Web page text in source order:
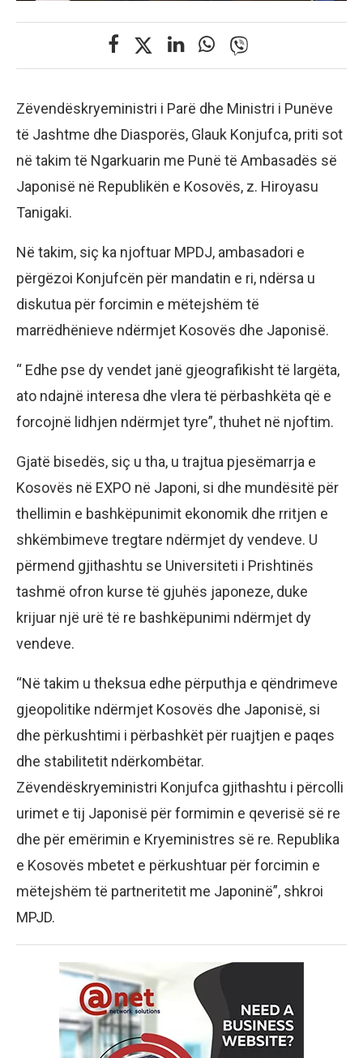
Zëvendëskryeministri i Parë dhe Ministri i Punëve
të Jashtme dhe Diasporës, Glauk Konjufca, priti sot
në takim të Ngarkuarin me Punë të Ambasadës së
Japonisë në Republikën e Kosovës, z. Hiroyasu
Tanigaki.
Në takim, siç ka njoftuar MPDJ, ambasadori e
përgëzoi Konjufcën për mandatin e ri, ndërsa u
diskutua për forcimin e mëtejshëm të
marrëdhënieve ndërmjet Kosovës dhe Japonisë.
“ Edhe pse dy vendet janë gjeografikisht të largëta,
ato ndajnë interesa dhe vlera të përbashkëta që e
forcojnë lidhjen ndërmjet tyre”, thuhet në njoftim.
Gjatë bisedës, siç u tha, u trajtua pjesëmarrja e
Kosovës në EXPO në Japoni, si dhe mundësitë për
thellimin e bashkëpunimit ekonomik dhe rritjen e
shkëmbimeve tregtare ndërmjet dy vendeve. U
përmend gjithashtu se Universiteti i Prishtinës
tashmë ofron kurse të gjuhës japoneze, duke
krijuar një urë të re bashkëpunimi ndërmjet dy
vendeve.
“Në takim u theksua edhe përputhja e qëndrimeve
gjeopolitike ndërmjet Kosovës dhe Japonisë, si
dhe përkushtimi i përbashkët për ruajtjen e paqes
dhe stabilitetit ndërkombëtar.
Zëvendëskryeministri Konjufca gjithashtu i përcolli
urimet e tij Japonisë për formimin e qeverisë së re
dhe për emërimin e Kryeministres së re. Republika
e Kosovës mbetet e përkushtuar për forcimin e
mëtejshëm të partneritetit me Japoninë”, shkroi
MPJD.